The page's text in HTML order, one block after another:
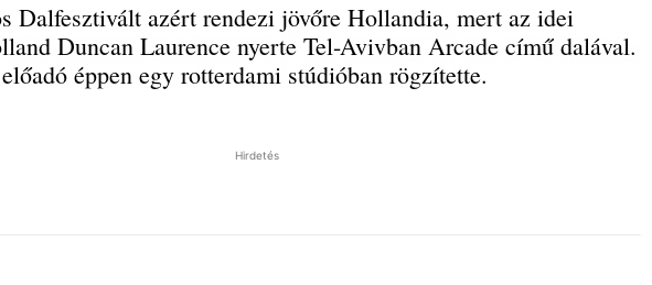
Dalfesztivált azért rendezi jövőre Hollandia, mert az idei
Duncan Laurence nyerte Tel-Avivban Arcade című dalával.
éppen egy rotterdami stúdióban rögzítette.
Hirdetés